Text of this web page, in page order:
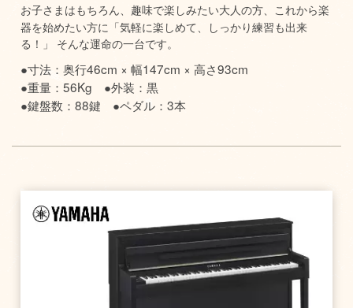
お子さまはもちろん、趣味で楽しみたい大人の方、これから楽
器を始めたい方に「気軽に楽しめて、しっかり練習も出来
る！」 そんな運命の一台です。
●寸法：奥行46cm × 幅147cm × 高さ93cm
●重量：56Kg ●外装：黒
●鍵盤数：88鍵 ●ペダル：3本